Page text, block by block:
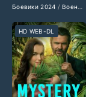
Боевики 2024 /Военные фильмы 2024
HD WEB-DL